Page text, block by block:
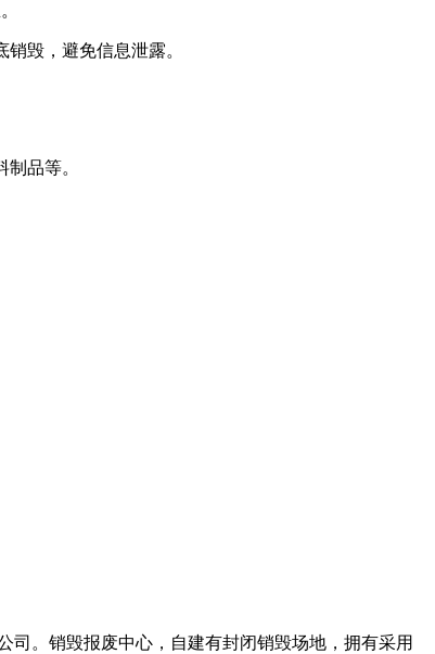
毁，避免信息泄露。
品等。
司。销毁报废中心，自建有封闭销毁场地，拥有采用